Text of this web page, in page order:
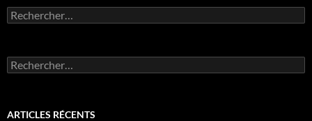
Rechercher :
Rechercher :
ARTICLES RÉCENTS